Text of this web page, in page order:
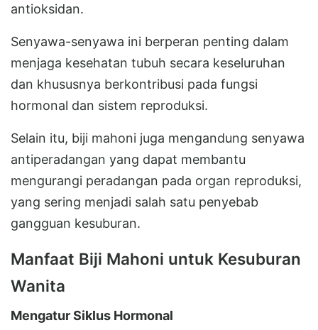
antioksidan.
Senyawa-senyawa ini berperan penting dalam
menjaga kesehatan tubuh secara keseluruhan
dan khususnya berkontribusi pada fungsi
hormonal dan sistem reproduksi.
Selain itu, biji mahoni juga mengandung senyawa
antiperadangan yang dapat membantu
mengurangi peradangan pada organ reproduksi,
yang sering menjadi salah satu penyebab
gangguan kesuburan.
Manfaat Biji Mahoni untuk Kesuburan
Wanita
Mengatur Siklus Hormonal